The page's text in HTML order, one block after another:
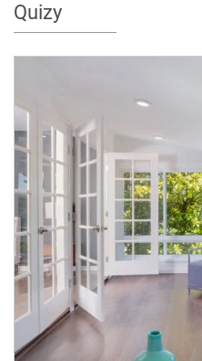
Quizy